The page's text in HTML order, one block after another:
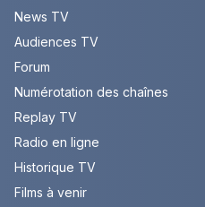
News TV
Audiences TV
Forum
Numérotation des chaînes
Replay TV
Radio en ligne
Historique TV
Films à venir